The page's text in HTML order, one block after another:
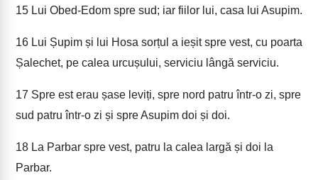
15 Lui Obed-Edom spre sud; iar fiilor lui, casa lui Asupim.
16 Lui Șupim și lui Hosa sorțul a ieșit spre vest, cu poarta
Șalechet, pe calea urcușului, serviciu lângă serviciu.
17 Spre est erau șase leviți, spre nord patru într-o zi, spre
sud patru într-o zi și spre Asupim doi și doi.
18 La Parbar spre vest, patru la calea largă și doi la
Parbar.